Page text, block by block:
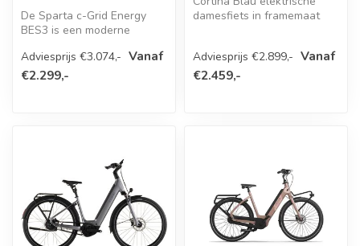
De Sparta c-Grid Energy
BES3 is een moderne
sportieve...
Adviesprijs €3.074,- Vanaf
€2.299,-
damesfiets in framemaat
Adviesprijs €2.899,- Vanaf
€2.459,-